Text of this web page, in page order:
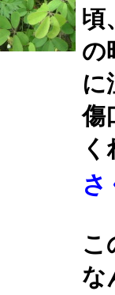
頃
の
に
傷
さ
こ
な